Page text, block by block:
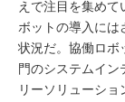
えで注目を集めて
ボットの導入には
状況だ。協働ロボ
門のシステムイン
リーソリューシ